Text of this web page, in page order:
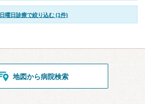
日曜日診療で絞り込む (1件)
地図から病院検索